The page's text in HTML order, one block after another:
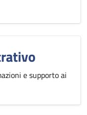
e supporto ai